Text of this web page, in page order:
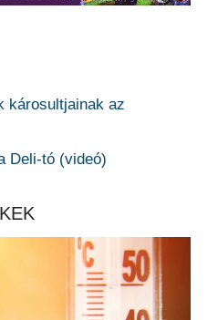
károsultjainak az
Deli-tó (videó)